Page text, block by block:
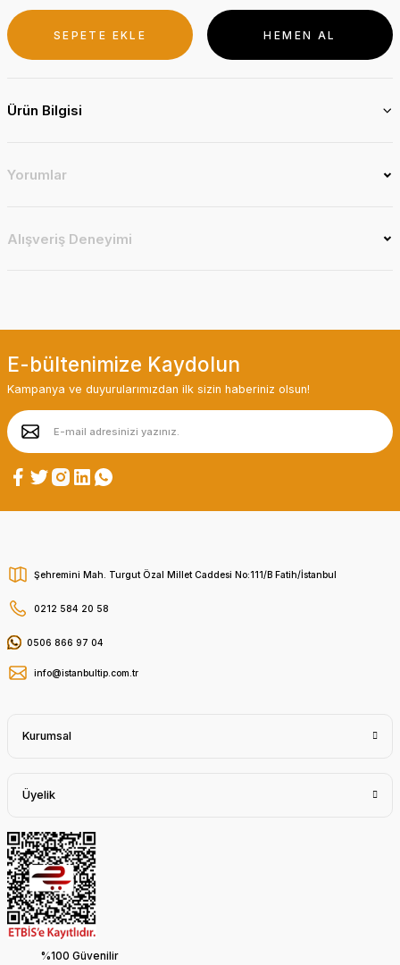
SEPETE EKLE HEMEN AL
Ürün Bilgisi
Yorumlar
Alışveriş Deneyimi
E-bültenimize Kaydolun
Kampanya ve duyurularımızdan ilk sizin haberiniz olsun!
Şehremini Mah. Turgut Özal Millet Caddesi No:111/B Fatih/İstanbul
0212 584 20 58
0506 866 97 04
info@istanbultip.com.tr
Kurumsal
Üyelik
%100 Güvenilir